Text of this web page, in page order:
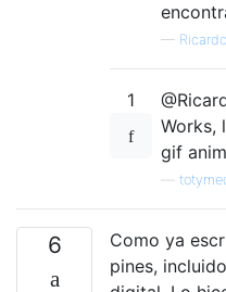
— Ricardo
1
Works,
gif
6
Como ya
pines,